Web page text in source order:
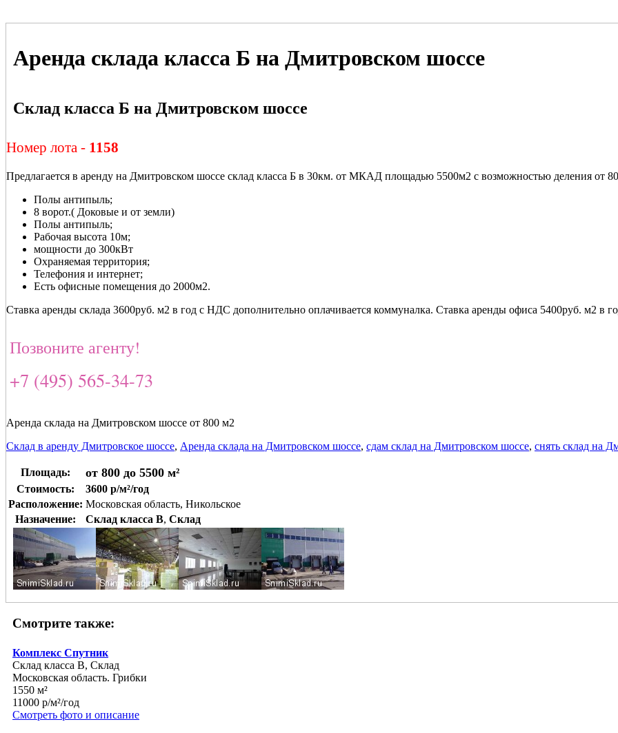
Аренда склада класса Б на Дмитровском шоссе
Склад класса Б на Дмитровском шоссе
Номер лота - 1158
Предлагается в аренду на Дмитровском шоссе склад класса Б в 30км. от МКАД площадью 5500м2 с возможностью деления от
Полы антипыль;
8 ворот.( Доковые и от земли)
Полы антипыль;
Рабочая высота 10м;
мощности до 300кВт
Охраняемая территория;
Телефония и интернет;
Есть офисные помещения до 2000м2.
Ставка аренды склада 3600руб. м2 в год с НДС дополнительно оплачивается коммуналка. Ставка аренды офиса 5400руб. м2 в
Позвоните агенту!
+7 (495) 565-34-73
Аренда склада на Дмитровском шоссе от 800 м2
Склад в аренду Дмитровское шоссе, Аренда склада на Дмитровском шоссе, сдам склад на Дмитровском шоссе, снять склад на
Площадь: от 800 до 5500 м²
Стоимость:
3600 р/м²/год
Расположение: Московская область, Никольское
Назначение:
Склад класса B, Склад
Смотрите также:
Комплекс Спутник
Склад класса B, Склад
Московская область. Грибки
1550 м²
11000 р/м²/год
Смотреть фото и описание